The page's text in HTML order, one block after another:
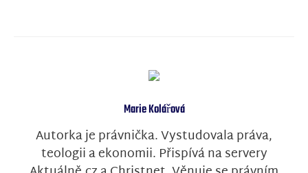
Marie Kolářová
Autorka je právnička. Vystudovala práva,
teologii a ekonomii. Přispívá na servery